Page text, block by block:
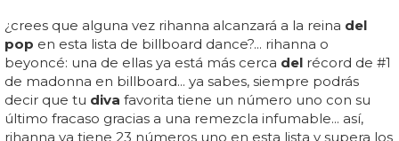
pero si se usa para dar naturalidad a un personaje
neumático como pam, nos parece estupendo... el marco
incomparable será 'vogue brazil' y las imágenes son
maravillosas... pamela anderson renace con una
estupendísima sesió...